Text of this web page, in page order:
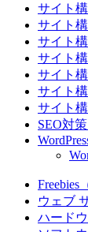
サイト
サイト
サイト
サイト構
サイト
サイト
サイト
SEO対
Freebies
ウェブ
ハード